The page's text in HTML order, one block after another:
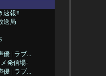
速報‼︎
送局
優 | ラブ...
発信場-
優 | ラブ...